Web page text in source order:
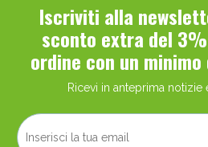
Iscriviti alla
sconto extra del
ordine con un
Ricevi in anteprima notizie